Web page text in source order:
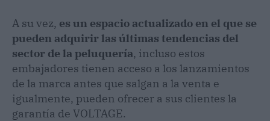
A su vez, es un espacio actualizado en el que se
pueden adquirir las últimas tendencias del
sector de la peluquería, incluso estos
embajadores tienen acceso a los lanzamientos
de la marca antes que salgan a la venta e
igualmente, pueden ofrecer a sus clientes la
garantía de VOLTAGE.